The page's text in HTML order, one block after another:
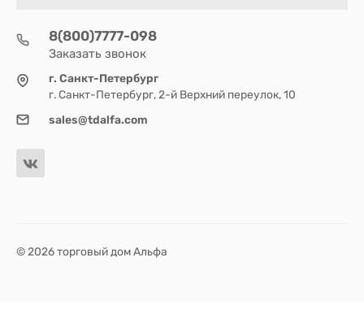
8(800)7777-098
Заказать звонок
г. Санкт-Петербург
г. Санкт-Петербург, 2-й Верхний переулок, 10
sales@tdalfa.com
© 2026 торговый дом Альфа